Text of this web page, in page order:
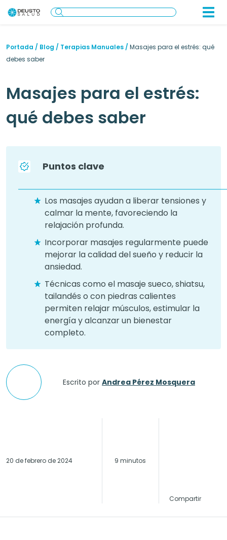
Portada / Blog / Terapias Manuales / Masajes para el estrés: qué
debes saber
Masajes para el estrés:
qué debes saber
Puntos clave
Los masajes ayudan a liberar tensiones y
calmar la mente, favoreciendo la
relajación profunda.
Incorporar masajes regularmente puede
mejorar la calidad del sueño y reducir la
ansiedad.
Técnicas como el masaje sueco, shiatsu,
tailandés o con piedras calientes
permiten relajar músculos, estimular la
energía y alcanzar un bienestar
completo.
Escrito por Andrea Pérez Mosquera
20 de febrero de 2024 9 minutos
Compartir